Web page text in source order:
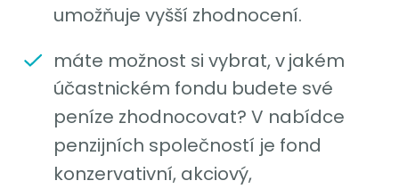
umožňuje vyšší zhodnocení.
máte možnost si vybrat, v jakém
účastnickém fondu budete své
peníze zhodnocovat? V nabídce
penzijních společností je fond
konzervativní, akciový,